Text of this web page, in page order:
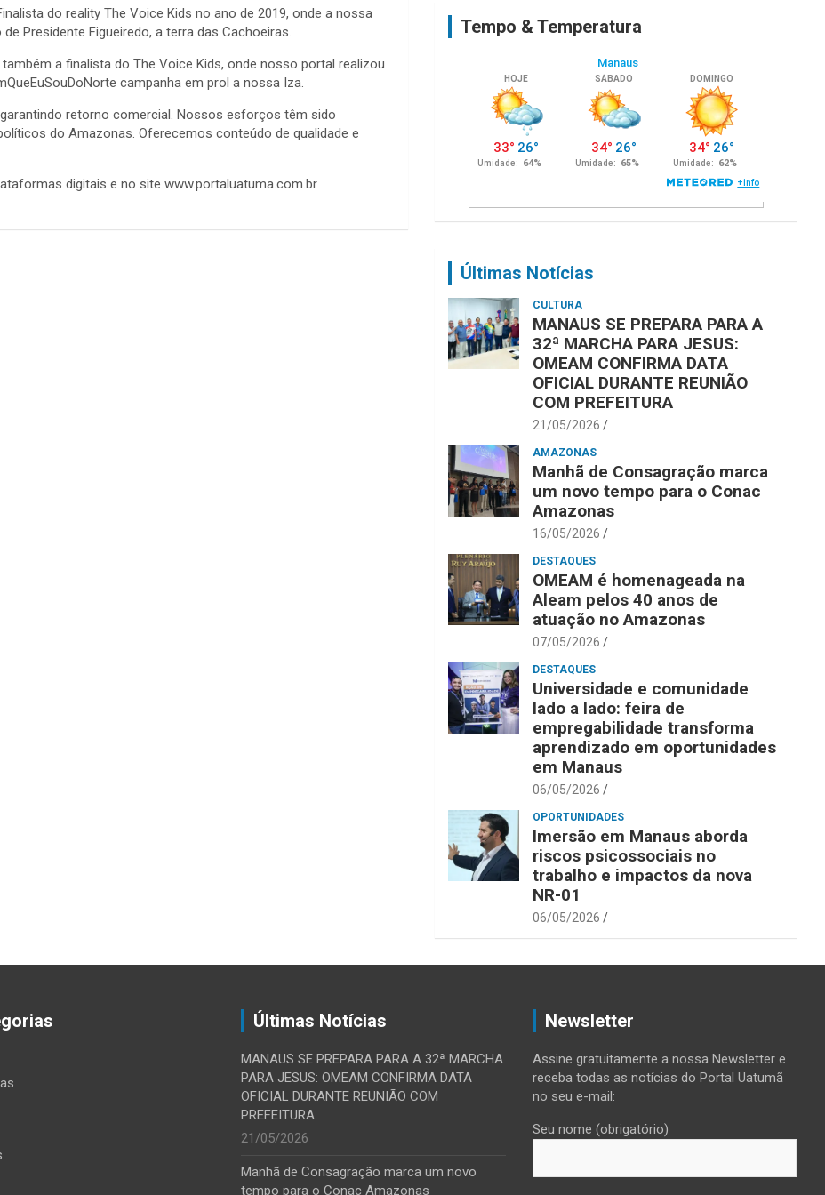
do reality The Voice Kids no ano de 2019, onde a nossa
Presidente Figueiredo, a terra das Cachoeiras.
a finalista do The Voice Kids, onde nosso portal realizou
campanha em prol a nossa Iza.
retorno comercial. Nossos esforços têm sido
do Amazonas. Oferecemos conteúdo de qualidade e
digitais e no site www.portaluatuma.com.br
Tempo & Temperatura
Últimas Notícias
CULTURA
MANAUS SE PREPARA PARA A
32ª MARCHA PARA JESUS:
OMEAM CONFIRMA DATA
OFICIAL DURANTE REUNIÃO
COM PREFEITURA
21/05/2026
AMAZONAS
Manhã de Consagração marca
um novo tempo para o Conac
Amazonas
16/05/2026
DESTAQUES
OMEAM é homenageada na
Aleam pelos 40 anos de
atuação no Amazonas
07/05/2026
DESTAQUES
Universidade e comunidade
lado a lado: feira de
empregabilidade transforma
aprendizado em oportunidades
em Manaus
06/05/2026
OPORTUNIDADES
Imersão em Manaus aborda
riscos psicossociais no
trabalho e impactos da nova
NR-01
06/05/2026
Últimas Notícias
MANAUS SE PREPARA PARA A 32ª MARCHA
PARA JESUS: OMEAM CONFIRMA DATA
OFICIAL DURANTE REUNIÃO COM
PREFEITURA
21/05/2026
Manhã de Consagração marca um novo
tempo para o Conac Amazonas
Newsletter
Assine gratuitamente a nossa Newsletter e
receba todas as notícias do Portal Uatumã
no seu e-mail:
Seu nome (obrigatório)